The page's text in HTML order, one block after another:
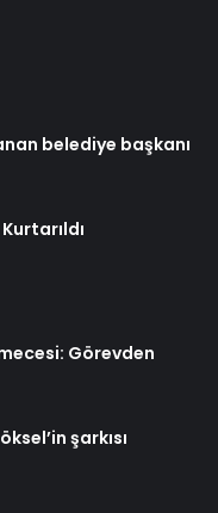
belediye başkanı
Görevden
şarkısı